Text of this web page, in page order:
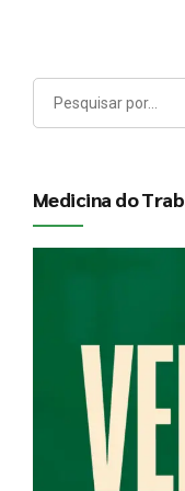
Medicina do